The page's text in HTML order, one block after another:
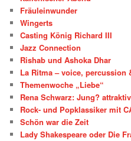
Fräuleinwunder
Wingerts
Casting König Richard III
Jazz Connection
Rishab und Ashoka Dhar
La Ritma – voice, percussion
Themenwoche „Liebe“
Rena Schwarz: Jung?
Rock- und Popklassiker mit
Schön war die Zeit
Lady Shakespeare oder Die